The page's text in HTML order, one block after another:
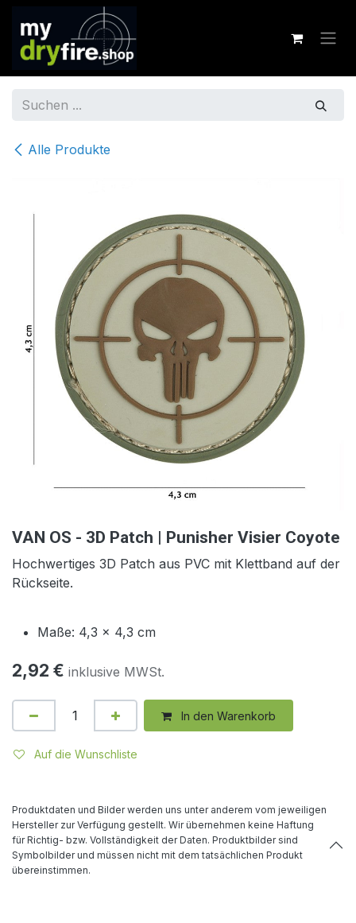
Alle Produkte
VAN OS - 3D Patch | Punisher Visier Coyote
Hochwertiges 3D Patch aus PVC mit Klettband auf der
Rückseite.
Maße: 4,3 x 4,3 cm
2,92 € inklusive MWSt.
In den Warenkorb
Auf die Wunschliste
Produktdaten und Bilder werden uns unter anderem vom jeweiligen
Hersteller zur Verfügung gestellt. Wir übernehmen keine Haftung
für Richtig- bzw. Vollständigkeit der Daten. Produktbilder sind
Symbolbilder und müssen nicht mit dem tatsächlichen Produkt
übereinstimmen.